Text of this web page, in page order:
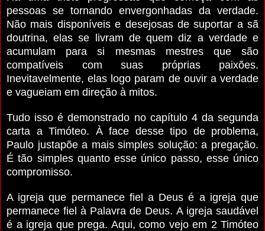
pessoas se tornando envergonhadas da verdade.
Não mais disponíveis e desejosas de suportar a sã
doutrina, elas se livram de quem diz a verdade e
acumulam para si mesmas mestres que são
compatíveis com suas próprias paixões.
Inevitavelmente, elas logo param de ouvir a verdade
e vagueiam em direção à mitos.
Tudo isso é demonstrado no capítulo 4 da segunda
carta a Timóteo. À face desse tipo de problema,
Paulo justapõe a mais simples solução: a pregação.
É tão simples quanto esse único passo, esse único
compromisso.
A igreja que permanece fiel a Deus é a igreja que
permanece fiel à Palavra de Deus. A igreja saudável
é a igreja que prega. Aqui, como vejo em 2 Timóteo